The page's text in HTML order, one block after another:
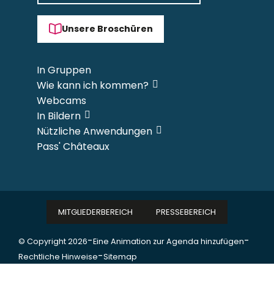
Unsere Broschüren
In Gruppen
Wie kann ich kommen?
Webcams
In Bildern
Nützliche Anwendungen
Pass' Châteaux
© Copyright 2026-Eine Animation zur Agenda hinzufügen-
Rechtliche Hinweise-Sitemap
MITGLIEDERBEREICH PRESSEBEREICH